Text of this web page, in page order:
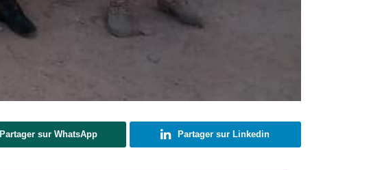
Partager sur WhatsApp Partager sur Linkedin